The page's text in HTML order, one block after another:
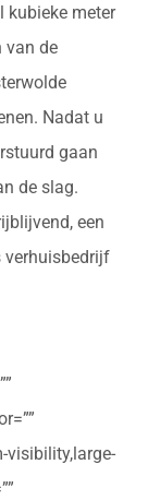
kubieke meter
van de
Nadat u
gaan
de slag.
een
verhuisbedrijf
visibility,large-